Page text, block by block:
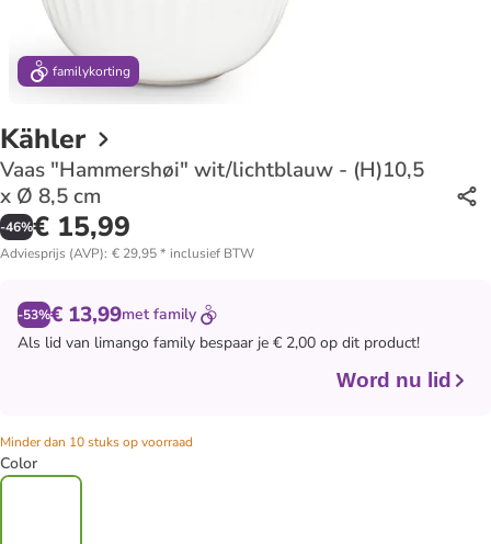
familykorting
Kähler
Vaas "Hammershøi" wit/lichtblauw - (H)10,5
x Ø 8,5 cm
-46%€ 15,99
Adviesprijs (AVP): € 29,95* inclusief BTW
-53%€ 13,99met family
Als lid van limango family bespaar je € 2,00 op dit product!
Word nu lid
Minder dan 10 stuks op voorraad
Color